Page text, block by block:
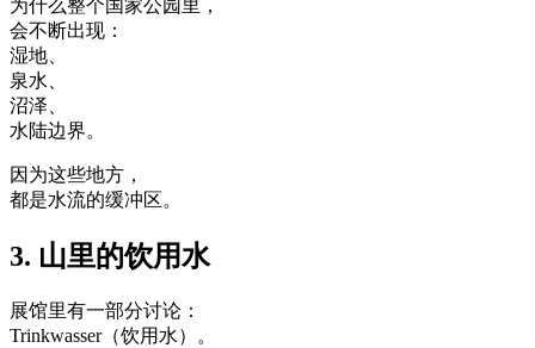
为什么整个国家公园里，
会不断出现：
湿地、
泉水、
沼泽、
水陆边界。
因为这些地方，
都是水流的缓冲区。
3. 山里的饮用水
展馆里有一部分讨论：
Trinkwasser（饮用水）。